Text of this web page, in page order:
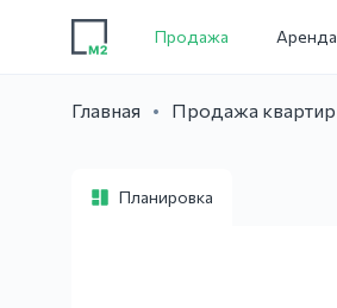
Продажа Аренда
Главная Продажа
Планировка